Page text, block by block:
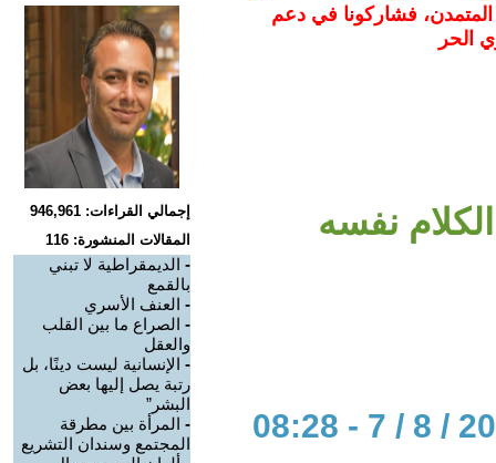
المتمدن، فشاركونا في دعم
الحر
نفسه
إجمالي القراءات: 946,961
المقالات المنشورة: 116
- الديمقراطية لا تبني
بالقمع
- العنف الأسري
- الصراع ما بين القلب
والعقل
- الإنسانية ليست دينًا، بل
رتبة يصل إليها بعض
البشر”
- المرأة بين مطرقة
المجتمع وسندان التشريع